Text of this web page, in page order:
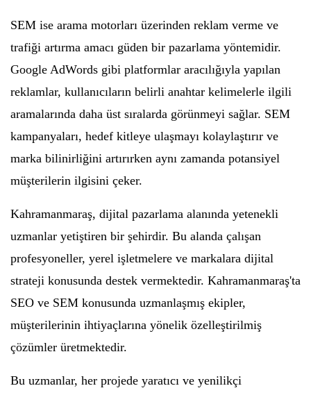
SEM ise arama motorları üzerinden reklam verme ve
trafiği artırma amacı güden bir pazarlama yöntemidir.
Google AdWords gibi platformlar aracılığıyla yapılan
reklamlar, kullanıcıların belirli anahtar kelimelerle ilgili
aramalarında daha üst sıralarda görünmeyi sağlar. SEM
kampanyaları, hedef kitleye ulaşmayı kolaylaştırır ve
marka bilinirliğini artırırken aynı zamanda potansiyel
müşterilerin ilgisini çeker.
Kahramanmaraş, dijital pazarlama alanında yetenekli
uzmanlar yetiştiren bir şehirdir. Bu alanda çalışan
profesyoneller, yerel işletmelere ve markalara dijital
strateji konusunda destek vermektedir. Kahramanmaraş'ta
SEO ve SEM konusunda uzmanlaşmış ekipler,
müşterilerinin ihtiyaçlarına yönelik özelleştirilmiş
çözümler üretmektedir.
Bu uzmanlar, her projede yaratıcı ve yenilikçi